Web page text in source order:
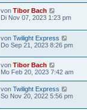
von Tibor Bach
Di Nov 07, 2023 1:23 pm
von Twilight Express
Do Sep 21, 2023 8:26 pm
von Tibor Bach
Mo Feb 20, 2023 7:42 am
von Twilight Express
So Nov 20, 2022 5:56 pm